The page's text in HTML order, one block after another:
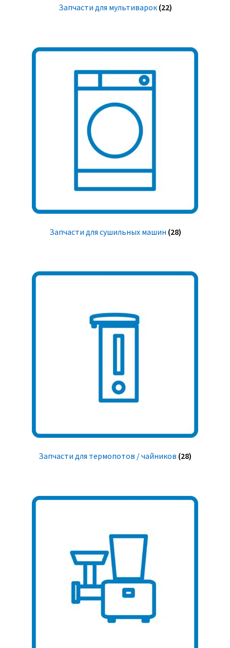
Запчасти для мультиварок (22)
Запчасти для сушильных машин (28)
Запчасти для термопотов / чайников (28)